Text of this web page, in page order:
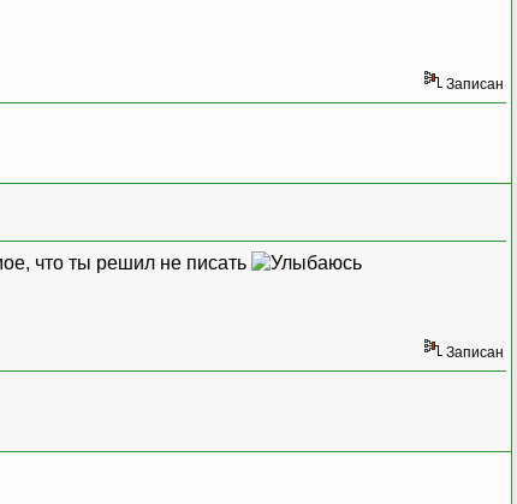
Записан
что ты решил не писать
Записан